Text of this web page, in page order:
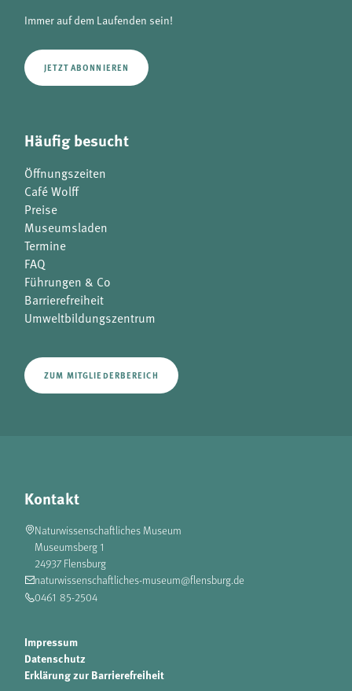
Immer auf dem Laufenden sein!
JETZT ABONNIEREN
Häufig besucht
Öffnungszeiten
Café Wolff
Preise
Museumsladen
Termine
FAQ
Führungen & Co
Barrierefreiheit
Umweltbildungszentrum
ZUM MITGLIEDERBEREICH
Kontakt
Naturwissenschaftliches Museum
Museumsberg 1
24937 Flensburg
naturwissenschaftliches-museum@flensburg.de
0461 85-2504
Impressum
Datenschutz
Erklärung zur Barrierefreiheit